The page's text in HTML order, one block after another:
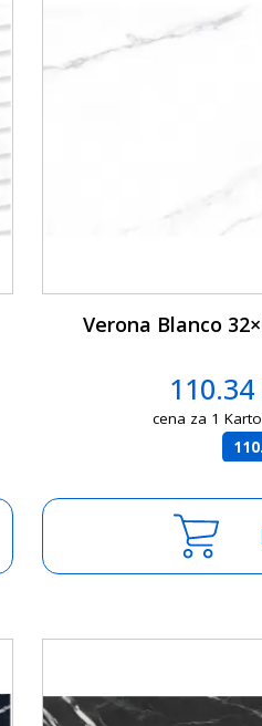
Verona Blanco
cena za 1